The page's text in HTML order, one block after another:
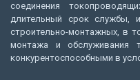
соединения
длительный срок службы,
строительно-монтажных, в
монтажа и обслуживания
конкурентоспособными в